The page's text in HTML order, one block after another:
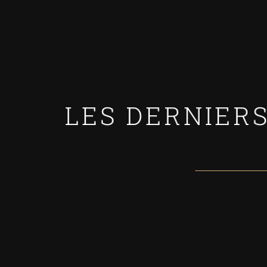
LES DERNIERS